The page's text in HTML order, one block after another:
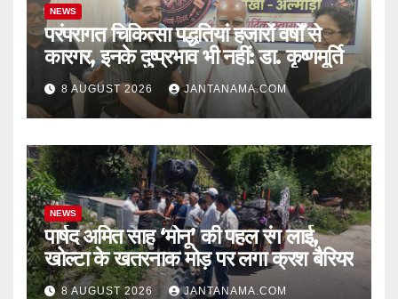
NEWS
परंपरागत चिकित्सा पद्धतियां हजारों वर्षों से
कारगर, इनके दुष्प्रभाव भी नहीं: डा. कृष्णमूर्ति
8 AUGUST 2026 JANTANAMA.COM
NEWS
पार्षद अमित साह ‘मोनू’ की पहल रंग लाई,
खोल्टा के खतरनाक मोड़ पर लगा क्रश बैरियर
8 AUGUST 2026 JANTANAMA.COM